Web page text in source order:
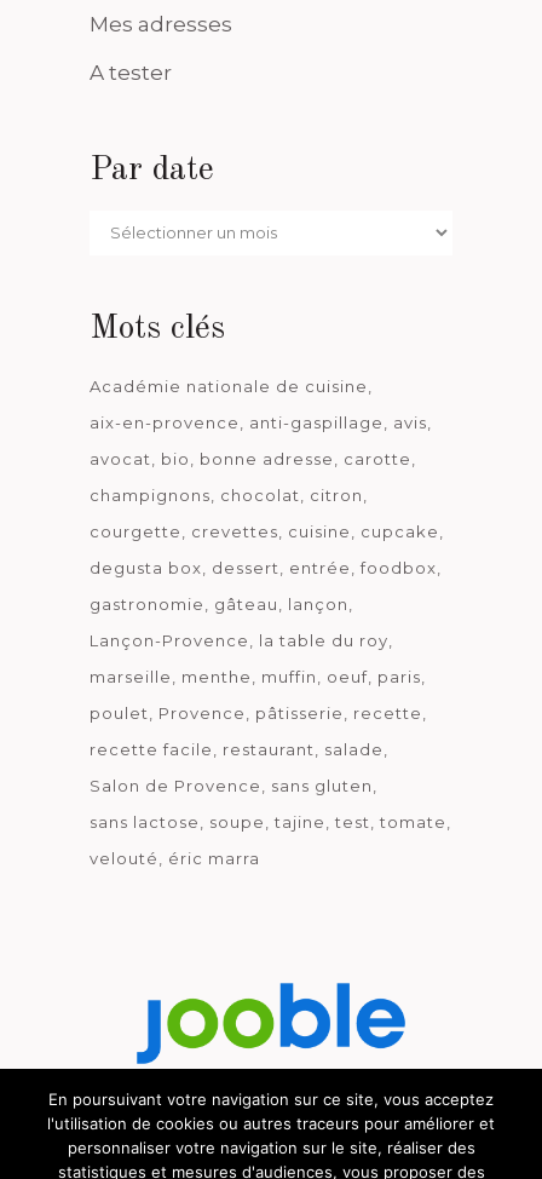
Mes adresses
A tester
Par date
Par
Mots clés
Académie nationale de cuisine
aix-en-provence
anti-gaspillage
avis
avocat
bio bonne adresse
carotte
champignons
chocolat
citron
courgette
crevettes cuisine
cupcake
degusta box
dessert entrée
foodbox
gastronomie
gâteau
lançon
Lançon-Provence
la table du roy
marseille
menthe muffin oeuf paris
poulet
Provence pâtisserie
recette
recette facile
restaurant
salade
Salon de Provence
sans gluten
sans lactose
soupe tajine test
tomate
velouté
éric marra
Découvrez le métier de la cuisine.
En poursuivant votre navigation sur ce site, vous acceptez
l'utilisation de cookies ou autres traceurs pour améliorer et
personnaliser votre navigation sur le site, réaliser des
statistiques et mesures d'audiences, vous proposer des